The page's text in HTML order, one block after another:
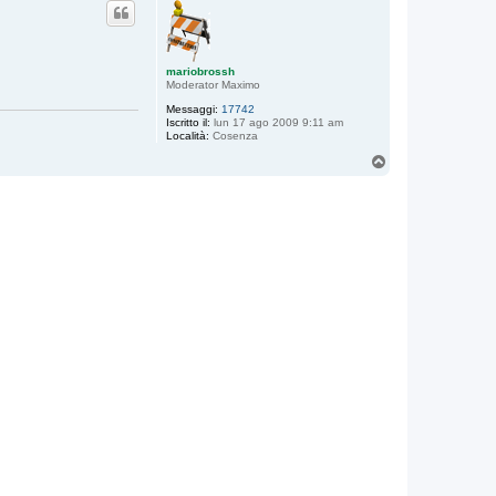
mariobrossh
Moderator Maximo
Messaggi: 17742
Iscritto il: lun 17 ago 2009 9:11 am
Località: Cosenza